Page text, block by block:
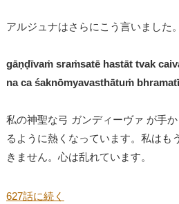
アルジュナはさらにこう言いました。
gāṇḍīvaṁ sraṁsatē hastāt tvak
na ca śaknōmyavasthātuṁ
私の神聖な弓 ガンディーヴァ が手
るように熱くなっています。私はも
きません。心は乱れています。
627話に続く